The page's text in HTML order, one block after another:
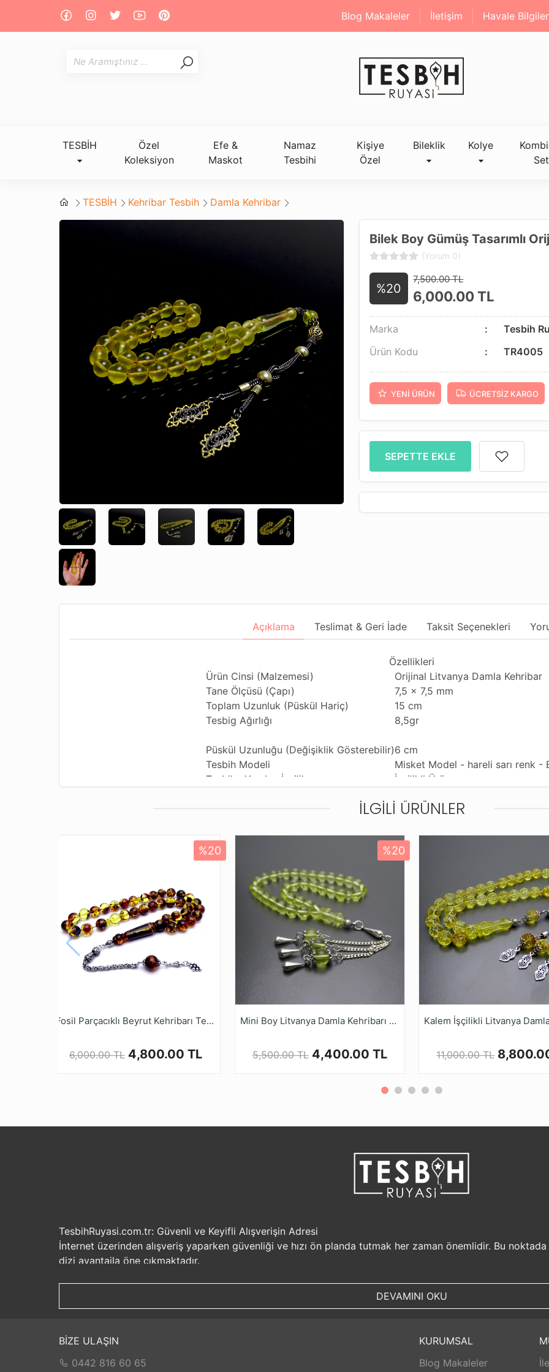
Blog Makaleler İletişim Havale
TESBİH
Özel
Koleksiyon
Efe &
Maskot
Namaz
Tesbihi
Kişiye
Özel
Bileklik Kolye
Set
TESBİH Kehribar Tesbih Damla Kehribar
Bilek Boy Gümüş Tasarımlı
(Yorum 0)
%20
7,500.00 TL
6,000.00TL
Marka
Tesbih
Ürün Kodu
TR4005
YENI ÜRÜN ÜCRETSIZ KARGO
SEPETTE EKLE
Açıklama Teslimat & Geri İade Taksit Seçenekleri
Özellikleri
Ürün Cinsi (Malzemesi)
Orijinal Litvanya Damla Kehribar
Tane Ölçüsü (Çapı)
7,5 x 7,5 mm
Toplam Uzunluk (Püskül Hariç)
15 cm
Tesbig Ağırlığı
8,5gr
Püskül Uzunluğu (Değişiklik Gösterebilir)6 cm
Tesbih Modeli
Misket Model - hareli sarı renk -
Tesbihe Yapılan İşçilik
İşçilikli Ürün
Günlük Kullanıma Uygundur
Dizildiği Malzeme
Standart Dayanıklı Tesbih İpi
Paketleme ve Gönderim Şekli
Standart Dayanıklı Tesbih Kutusu
* Orijinal ‘’KEHRİBAR’’ Amber adıyla da bilinen çam reçinesinden elde edilen kehribar oldukca hafif ve
* Ağaç reçineleri kendilerini salgılayan ağaçla birlikte toprağa düşmeleri ve zamanla su yoluyla deniz
boyunca, yüzlerce metre kalınlığa ulaşmış tabakaların altında kalan reçine, Geçen zaman içerisinde
KEHRİBAR'a dönüşmektedir.
* Günümüzde orijinal kehribar’ın bulunup işlenmesi oldukca azdır, Bu sebeble Kehribar çok değerlidir
* Orijinal Kehribar insan sağlığı açısından şifalı taş olarak bilinmektedir. (ör. Bebeklerin diş çıkarmasına)
* Tesbih ustalarımızın ellerinde tesbih halini alan bu ürünler, Çeşitli şekillerde tasarlanan tesbih
* Kehribar Tesbihler kullanımla beraber zamanla renk alamaları ve elde daha güzel bir form
* Kalite ve güvenden ödün vermeyen Tesbih Ruyasi Dijital Mağazamızda Türkiye’nin Tesbih Markası
İLGILI ÜRÜNLER
%20
Fosil Parçacıklı Beyrut Kehribarı Tesbih
6,000.00 TL 4,800.00 TL
%20
Mini Boy Litvanya Damla Kehribarı Tesbih
5,500.00 TL 4,400.00 TL 11,000.00 TL
TesbihRuyasi.com.tr: Güvenli ve Keyifli Alışverişin Adresi
İnternet üzerinden alışveriş yaparken güvenliği ve hızı ön planda tutmak her zaman önemlidir. Bu
dizi avantajla öne çıkmaktadır.
seçenekleri ile rahatça alışveriş yapabilirsiniz. Sizin için değerli olan bilgilerin güvende olduğunu bilerek,
İade ve Değişim İmkanı: Memnuniyetsizlik durumunda TesbihRuyasi.com.tr,
iade ve değişim imkanı sunar.
değilse, kolayca iade edebilir veya değişim yapabilirsiniz. Bu sayede alışveriş deneyiminizde herhangi
Satış Sonrası Destek: TesbihRuyasi.com.tr, satın aldığınız ürünlerin arkasında durur ve satış sonrası
DEVAMINI OKU
BİZE ULAŞIN
0442 816 60 65
KURUMSAL
Blog Makaleler